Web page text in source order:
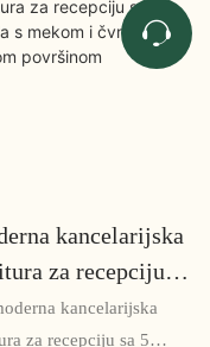
kancelarijska
za recepciju sa
s mekom i
kancelarijska
za recepciju sa 5